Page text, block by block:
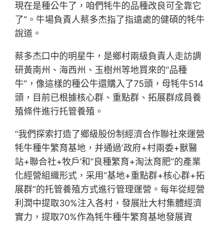
現在是種公牛了，咱們牦牛的品種改良可全靠它
了”。牛場負責人蔡多杰指了指遠處的健碩的牦牛
說道。
蔡多杰口中的明星牛，是鄉村兩級負責人走訪調
研黃南州、海西州、玉樹州等地買來的“品種
牛”，像這樣的種公牛還購入了75頭，母牦牛514
頭，目前已根據核心群、重點群、拓展群成員養
殖條件進行托管養殖。
“我們探索打造了鄉級股份制經濟合作聯社來運營
牦牛種牛繁育基地，并通過‘政府+村兩委+獸醫
站+聯合社+牧戶’和“良種繁育+淘汰育肥”的產業
化經營組織形式，采用“基地+重點群+核心群+拓
展群”的托管養殖方式進行管理運營。每年從經營
利潤中提取30%注入各村，發展壯大村集體經濟
實力，提取70%作為牦牛種牛繁育基地發展資